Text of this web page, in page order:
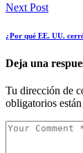
Next Post
¿Por qué EE. UU.
Deja una
Tu dirección de
obligatorios